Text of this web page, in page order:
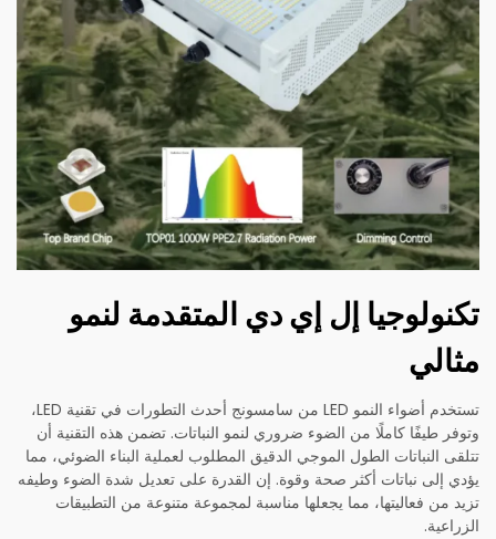
تكنولوجيا إل إي دي المتقدمة لنمو
مثالي
تستخدم أضواء النمو LED من سامسونج أحدث التطورات في تقنية LED،
وتوفر طيفًا كاملًا من الضوء ضروري لنمو النباتات. تضمن هذه التقنية أن
تتلقى النباتات الطول الموجي الدقيق المطلوب لعملية البناء الضوئي، مما
يؤدي إلى نباتات أكثر صحة وقوة. إن القدرة على تعديل شدة الضوء وطيفه
تزيد من فعاليتها، مما يجعلها مناسبة لمجموعة متنوعة من التطبيقات
الزراعية.